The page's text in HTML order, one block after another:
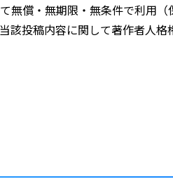
無償・無期限・無条件で利用
該投稿内容に関して著作者人